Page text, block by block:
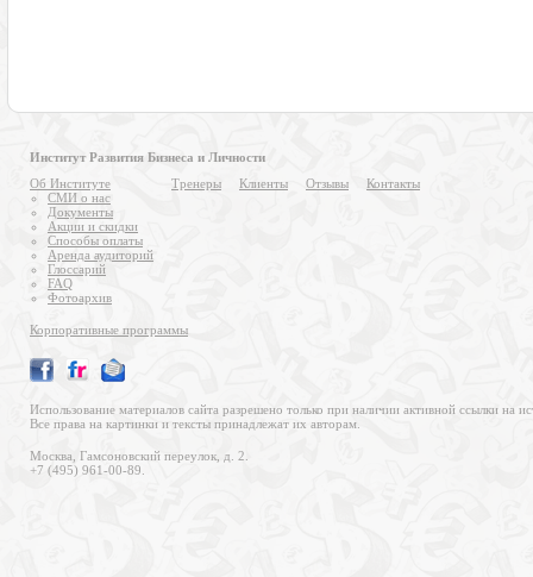
Институт Развития Бизнеса и Личности
Об Институте
СМИ о нас
Документы
Акции и скидки
Способы оплаты
Аренда аудиторий
Глоссарий
FAQ
Фотоархив
Тренеры Клиенты Отзывы Контакты
Корпоративные программы
Использование материалов сайта разрешено только при наличии активной ссылки на
Все права на картинки и тексты принадлежат их авторам.
Москва, Гамсоновский переулок, д. 2.
+7 (495) 961-00-89.